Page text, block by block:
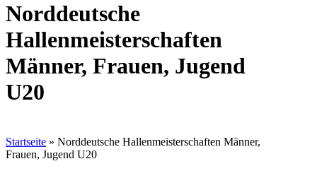
Norddeutsche
Hallenmeisterschaften
Männer, Frauen, Jugend
U20
Startseite » Norddeutsche Hallenmeisterschaften Männer,
Frauen, Jugend U20